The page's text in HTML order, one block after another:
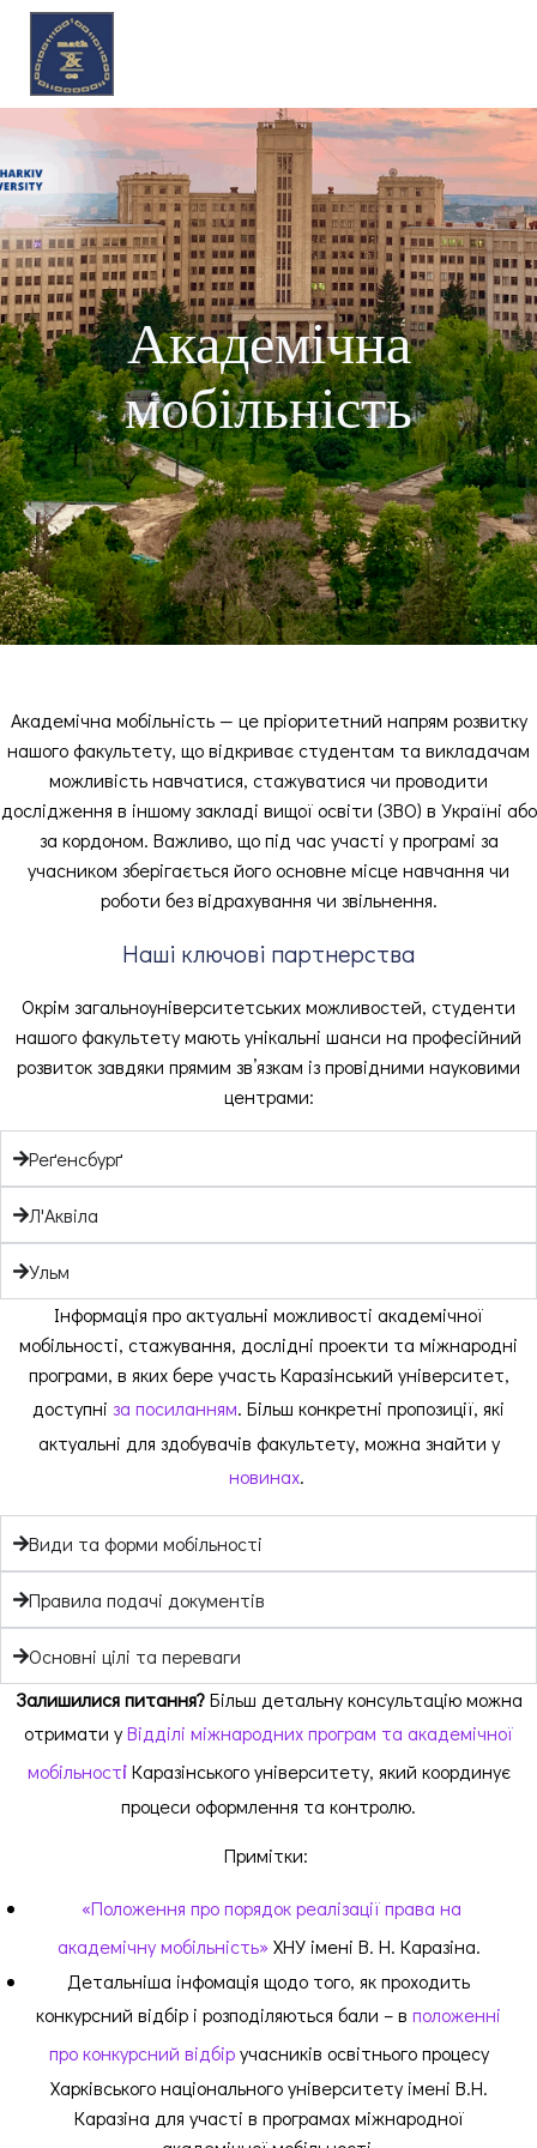
Академічна
мобільність
Академічна мобільність — це пріоритетний напрям розвитку
нашого факультету, що відкриває студентам та викладачам
можливість навчатися, стажуватися чи проводити
дослідження в іншому закладі вищої освіти (ЗВО) в Україні або
за кордоном. Важливо, що під час участі у програмі за
учасником зберігається його основне місце навчання чи
роботи без відрахування чи звільнення.
Наші ключові партнерства
Окрім загальноуніверситетських можливостей, студенти
нашого факультету мають унікальні шанси на професійний
розвиток завдяки прямим зв’язкам із провідними науковими
центрами:
Реґенсбурґ
Л'Аквіла
Ульм
Інформація про актуальні можливості академічної
мобільності, стажування, дослідні проекти та міжнародні
програми, в яких бере участь Каразінський університет,
доступні за посиланням. Більш конкретні пропозиції, які
актуальні для здобувачів факультету, можна знайти у
новинах.
Види та форми мобільності
Правила подачі документів
Основні цілі та переваги
Залишилися питання? Більш детальну консультацію можна
отримати уВідділі міжнародних програм та академічної
мобільностіКаразінського університету, який координує
процеси оформлення та контролю.
Примітки:
«Положення про порядок реалізації права на
академічну мобільність»ХНУ імені В. Н. Каразіна.
Детальніша інфомація щодо того, як проходить
конкурсний відбір і розподіляються бали – в положенні
про конкурсний відбіручасників освітнього процесу
Харківського національного університету імені В.Н.
Каразіна для участі в програмах міжнародної